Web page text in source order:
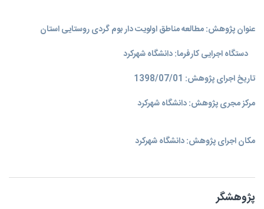
عنوان پژوهش: مطالعه مناطق اولویت دار بوم گردی روستایی استان
دستگاه اجرایی کارفرما: دانشگاه شهرکرد
تاریخ اجرای پژوهش: 1398/07/01
مرکز مجری پژوهش: دانشگاه شهركرد
مکان اجرای پژوهش: دانشگاه شهركرد
پژوهشگر